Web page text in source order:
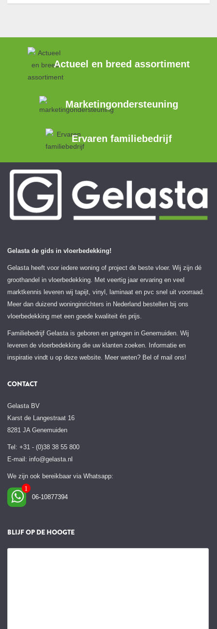
Actueel en breed assortiment
Marketingondersteuning
Ervaren familiebedrijf
Gelasta de gids in vloerbedekking!
Gelasta heeft voor iedere woning of project de beste vloer. Wij zijn dé
groothandel in vloerbedekking. Met veertig jaar ervaring en veel
marktkennis leveren wij tapijt, vinyl, laminaat en pvc snel uit voorraad.
Meer dan duizend woninginrichters in Nederland bestellen bij ons
vloerbedekking met een goede kwaliteit én prijs.
Familiebedrijf Gelasta is geboren en getogen in Genemuiden. Wij
leveren de vloerbedekking die uw klanten zoeken. Informatie en
inspiratie vindt u op deze website. Meer weten? Bel of mail ons!
CONTACT
Gelasta BV
Karst de Langestraat 16
8281 JA Genemuiden
Tel: +31 - (0)38 38 55 800
E-mail: info@gelasta.nl
We zijn ook bereikbaar via Whatsapp:
06-10877394
BLIJF OP DE HOOGTE